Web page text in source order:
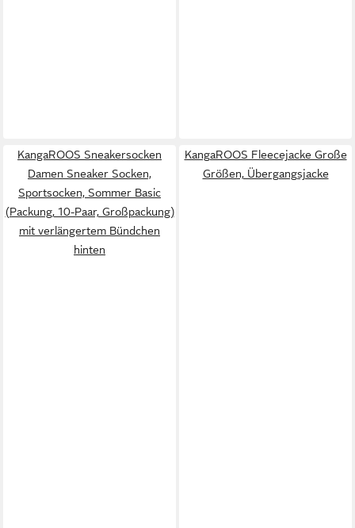
KangaROOS Sneakersocken
Damen Sneaker Socken,
Sportsocken, Sommer Basic
(Packung, 10-Paar, Großpackung)
mit verlängertem Bündchen
hinten
KangaROOS Fleecejacke Große
Größen, Übergangsjacke